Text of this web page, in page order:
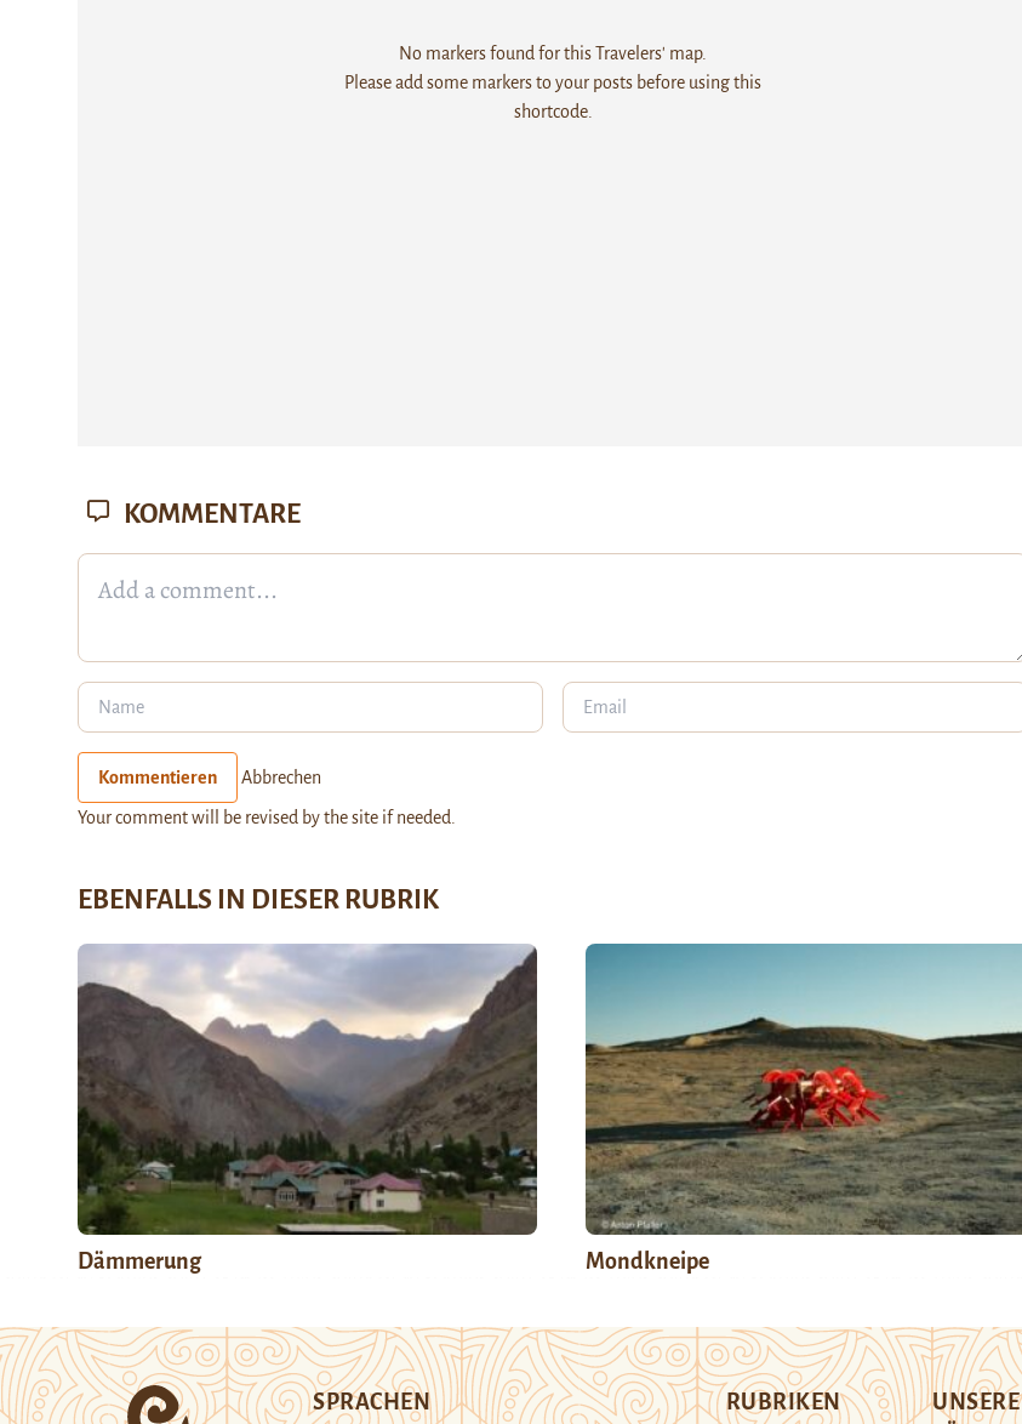
No markers found for this Travelers' map.
Please add some markers to your posts before using this
shortcode.
KOMMENTARE
Kommentieren Abbrechen
Your comment will be revised by the site if needed.
EBENFALLS IN DIESER RUBRIK
Dämmerung Mondkneipe
SPRACHEN RUBRIKEN
UNSERE